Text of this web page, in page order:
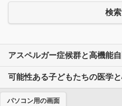
検索
パソコン用の画面